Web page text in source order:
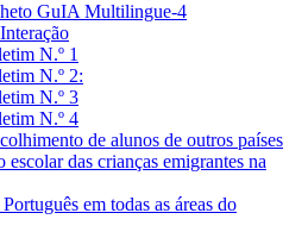
GuIA Multilingue-4
N.º 1
N.º 2:
N.º 3
N.º 4
de alunos de outros países
escolar das crianças emigrantes na
em todas as áreas do